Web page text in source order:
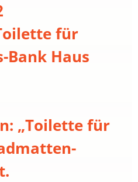
für
Bank Haus
„Toilette für